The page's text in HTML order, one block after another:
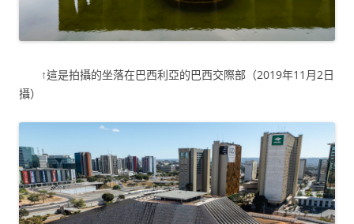
↑這是拍攝的坐落在巴西利亞的巴西交際部（2019年11月2日
攝）